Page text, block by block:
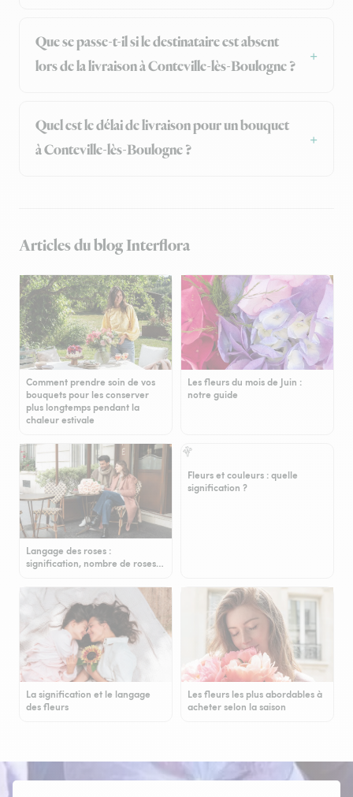
Que se passe-t-il si le destinataire est absent
lors de la livraison à Conteville-lès-Boulogne ?
Quel est le délai de livraison pour un bouquet
à Conteville-lès-Boulogne ?
Articles du blog Interflora
Comment prendre soin de vos
bouquets pour les conserver
plus longtemps pendant la
chaleur estivale
Les fleurs du mois de Juin :
notre guide
Langage des roses :
signification, nombre de roses…
Fleurs et couleurs : quelle
signification ?
La signification et le langage
des fleurs
Les fleurs les plus abordables à
acheter selon la saison